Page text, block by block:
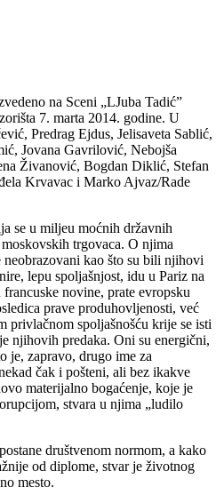
na Sceni „LJuba Tadić”
7. marta 2014. godine. U
Predrag Ejdus, Jelisaveta Sablić,
Jovana Gavrilović, Nebojša
Živanović, Bogdan Diklić, Stefan
Krvavac i Marko Ajvaz/Rade
se u miljeu moćnih državnih
trgovaca. O njima
kao što su bili njihovi
lepu spoljašnjost, idu u Pariz na
novine, prate evropsku
prave produhovljenosti, već
privlačnom spoljašnošću krije se isti
njihovih predaka. Oni su energični,
je, zapravo, drugo ime za
čak i pošteni, ali bez ikakve
materijalno bogaćenje, koje je
stvara u njima „ludilo
društvenom normom, a kako
od diplome, stvar je životnog
mesto.